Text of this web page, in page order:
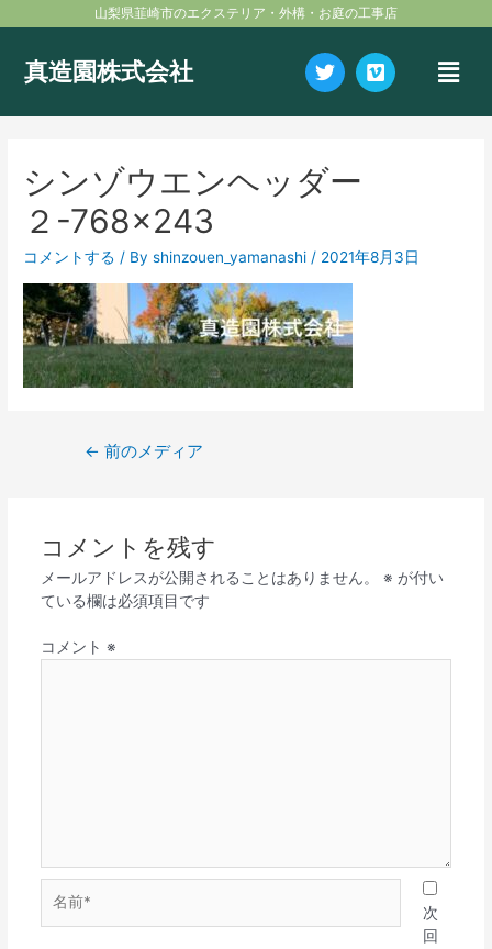
容
山梨県韮崎市のエクステリア・外構・お庭の工事店
真造園株式会社 TwitterVimeo
メ
ニ
ュ
シンゾウエンヘッダー
２-768×243
コメントする / Byshinzouen_yamanashi/ 2021年8月3日
稿
ナ
ビ
ョ
ン
← 前のメディア
コメントを残す
メールアドレスが公開されることはありません。 ※ が付い
ている欄は必須項目です
コメント ※
前
次
回